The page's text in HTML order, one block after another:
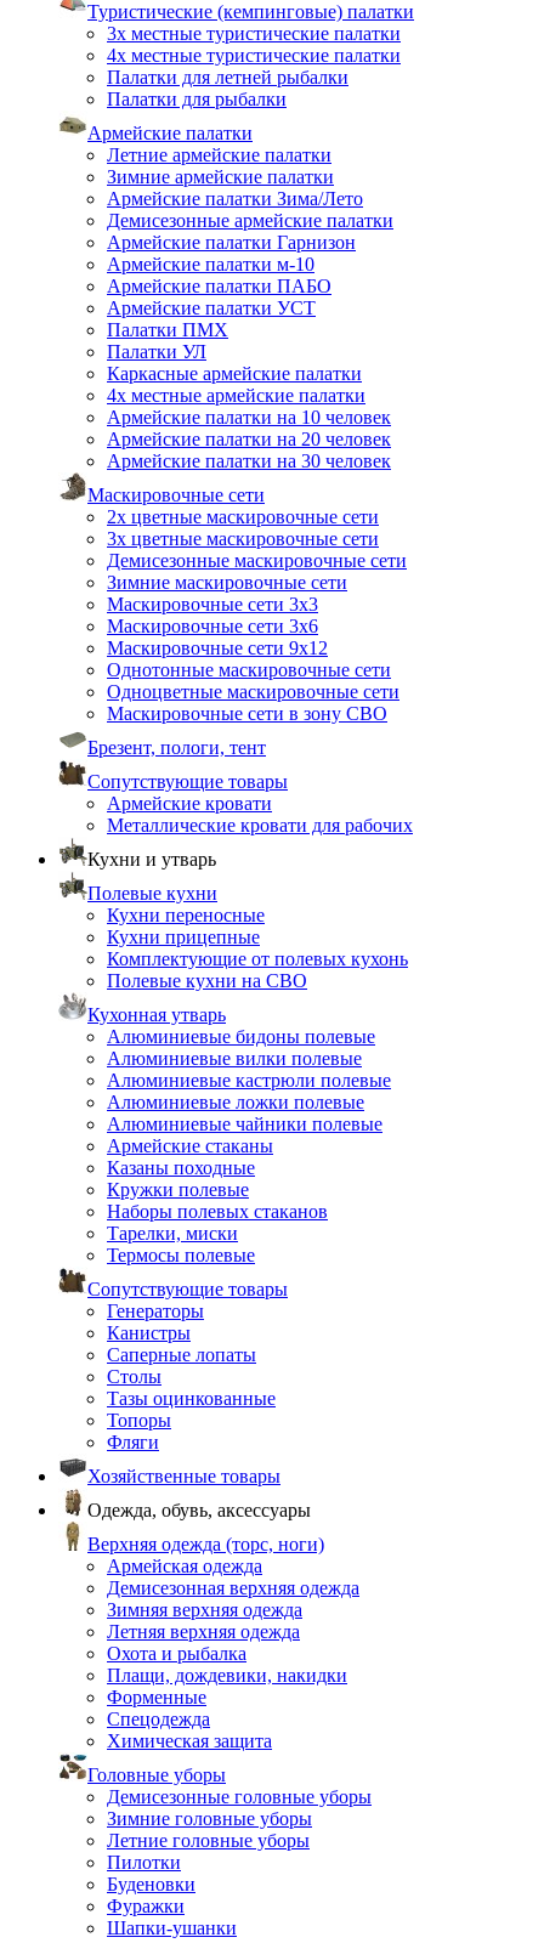
Туристические (кемпинговые) палатки
3х местные туристические палатки
4х местные туристические палатки
Палатки для летней рыбалки
Палатки для рыбалки
Армейские палатки
Летние армейские палатки
Зимние армейские палатки
Армейские палатки Зима/Лето
Демисезонные армейские палатки
Армейские палатки Гарнизон
Армейские палатки м-10
Армейские палатки ПАБО
Армейские палатки УСТ
Палатки ПМХ
Палатки УЛ
Каркасные армейские палатки
4х местные армейские палатки
Армейские палатки на 10 человек
Армейские палатки на 20 человек
Армейские палатки на 30 человек
Маскировочные сети
2х цветные маскировочные сети
3х цветные маскировочные сети
Демисезонные маскировочные сети
Зимние маскировочные сети
Маскировочные сети 3х3
Маскировочные сети 3х6
Маскировочные сети 9х12
Однотонные маскировочные сети
Одноцветные маскировочные сети
Маскировочные сети в зону СВО
Брезент, пологи, тент
Сопутствующие товары
Армейские кровати
Металлические кровати для рабочих
Кухни и утварь
Полевые кухни
Кухни переносные
Кухни прицепные
Комплектующие от полевых кухонь
Полевые кухни на СВО
Кухонная утварь
Алюминиевые бидоны полевые
Алюминиевые вилки полевые
Алюминиевые кастрюли полевые
Алюминиевые ложки полевые
Алюминиевые чайники полевые
Армейские стаканы
Казаны походные
Кружки полевые
Наборы полевых стаканов
Тарелки, миски
Термосы полевые
Сопутствующие товары
Генераторы
Канистры
Саперные лопаты
Столы
Тазы оцинкованные
Топоры
Фляги
Хозяйственные товары
Одежда, обувь, аксессуары
Верхняя одежда (торс, ноги)
Армейская одежда
Демисезонная верхняя одежда
Зимняя верхняя одежда
Летняя верхняя одежда
Охота и рыбалка
Плащи, дождевики, накидки
Форменные
Спецодежда
Химическая защита
Головные уборы
Демисезонные головные уборы
Зимние головные уборы
Летние головные уборы
Пилотки
Буденовки
Фуражки
Шапки-ушанки